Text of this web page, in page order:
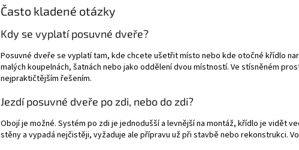
Často kladené otázky
Kdy se vyplatí posuvné dveře?
Posuvné dveře se vyplatí tam, kde chcete ušetřit místo nebo kde otočné křídlo
malých koupelnách, šatnách nebo jako oddělení dvou místností. Ve stísněném
nejpraktičtějším řešením.
Jezdí posuvné dveře po zdi, nebo do zdi?
Obojí je možné. Systém po zdi je jednodušší a levnější na montáž, křídlo je vidět
stěny a vypadá nejčistěji, vyžaduje ale přípravu už při stavbě nebo rekonstrukci.